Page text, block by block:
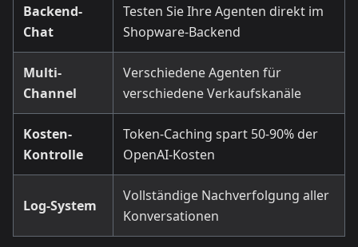
Backend-
Chat
Testen Sie Ihre Agenten direkt im
Shopware-Backend
Multi-
Channel
Verschiedene Agenten für
verschiedene Verkaufskanäle
Kosten-
Kontrolle
Token-Caching spart 50-90% der
OpenAI-Kosten
Log-System
Vollständige Nachverfolgung aller
Konversationen